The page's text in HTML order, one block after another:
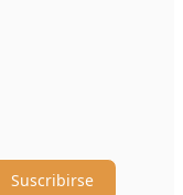
Suscribirse